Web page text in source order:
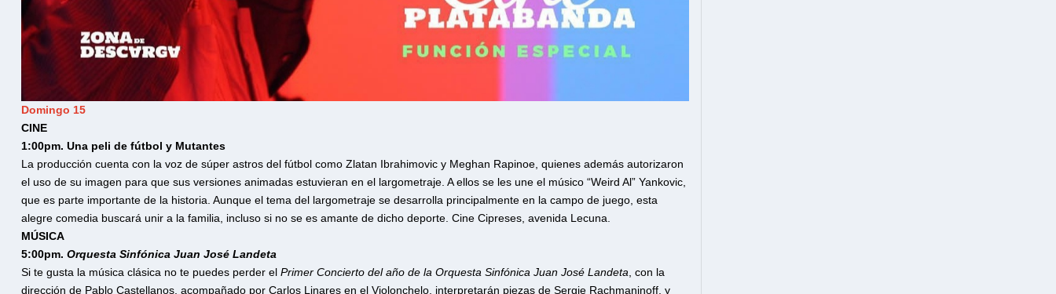
Domingo 15
CINE
1:00pm. Una peli de fútbol y Mutantes
La producción cuenta con la voz de súper astros del fútbol como Zlatan Ibrahimovic y Meghan Rapinoe, quienes además autorizaron
el uso de su imagen para que sus versiones animadas estuvieran en el largometraje. A ellos se les une el músico “Weird Al” Yankovic,
que es parte importante de la historia. Aunque el tema del largometraje se desarrolla principalmente en la campo de juego, esta
alegre comedia buscará unir a la familia, incluso si no se es amante de dicho deporte. Cine Cipreses, avenida Lecuna.
MÚSICA
5:00pm. Orquesta Sinfónica Juan José Landeta
Si te gusta la música clásica no te puedes perder el Primer Concierto del año de la Orquesta Sinfónica Juan José Landeta, con la
dirección de Pablo Castellanos, acompañado por Carlos Linares en el Violonchelo, interpretarán piezas de Sergie Rachmaninoff, y